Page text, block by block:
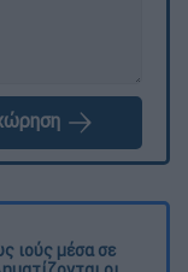
ιούς μέσα σε